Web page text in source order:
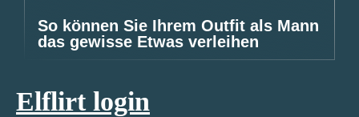
So können Sie Ihrem Outfit als Mann
das gewisse Etwas verleihen
Elflirt login